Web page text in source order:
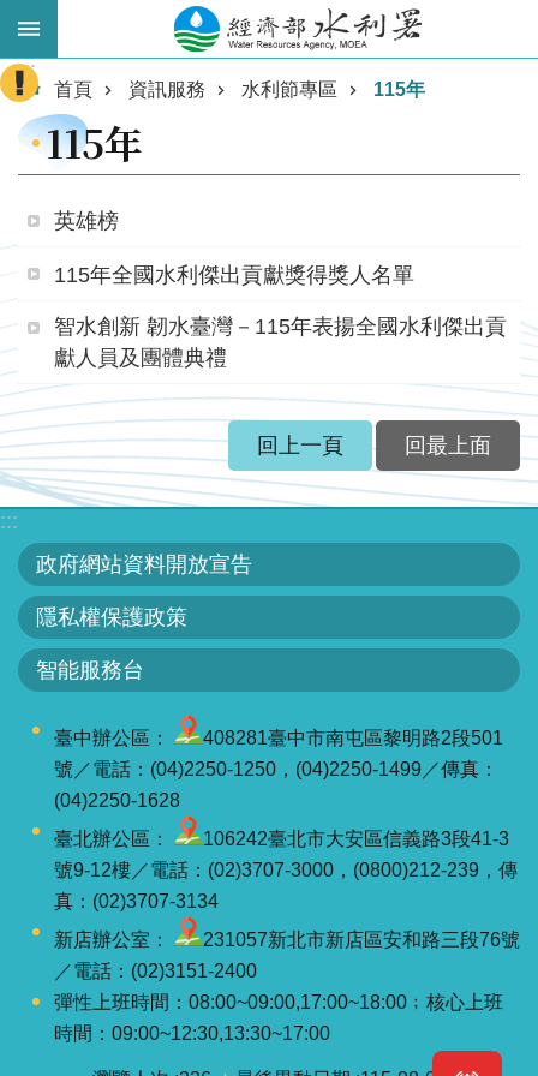
跳到主要內容區塊
進
階
搜
業
務
主
軸
最
新
水
情
公
息
服
:::
首頁 資訊服務 水利節專區 115年
115年
英雄榜
115年全國水利傑出貢獻獎得獎人名單
智水創新 韌水臺灣－115年表揚全國水利傑出貢
獻人員及團體典禮
回上一頁 回最上面
:::
政府網站資料開放宣告
隱私權保護政策
智能服務台
臺中辦公區：
408281臺中市南屯區黎明路2段501
號／電話：(04)2250-1250，(04)2250-1499／傳真：
(04)2250-1628
臺北辦公區：
106242臺北市大安區信義路3段41-3
號9-12樓／電話：(02)3707-3000，(0800)212-239，傳
真：(02)3707-3134
新店辦公室：
231057新北市新店區安和路三段76號
／電話：(02)3151-2400
彈性上班時間：08:00~09:00,17:00~18:00﹔核心上班
時間：09:00~12:30,13:30~17:00